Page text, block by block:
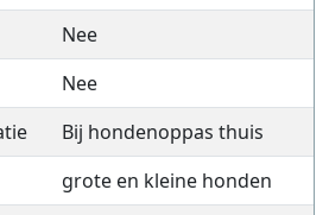
Nee
Nee
Bij hondenoppas thuis
grote en kleine honden